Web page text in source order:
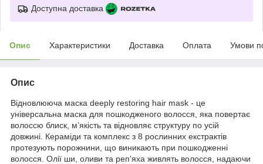
Доступна доставка
Опис Характеристики Доставка Оплата Умови
Опис
Відновлююча маска deeply restoring hair mask - це
універсальна маска для пошкодженого волосся, яка повертає
волоссю блиск, м’якість та відновляє структуру по усій
довжині. Кераміди та комплекс з 8 рослинних екстрактів
протезують порожнини, що виникають при пошкодженні
волосся. Олії ши, оливи та реп’яха живлять волосся, надаючи